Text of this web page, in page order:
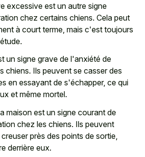
excessive est un autre signe
chez certains chiens. Cela peut
à court terme, mais c'est toujours
un signe grave de l'anxiété de
chiens. Ils peuvent se casser des
en essayant de s'échapper, ce qui
et même mortel.
maison est un signe courant de
chez les chiens. Ils peuvent
près des points de sortie,
derrière eux.